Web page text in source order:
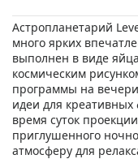
Астропланетарий
много ярких
выполнен в виде
космическим
программы на
идеи для
время суток
приглушенного
атмосферу для